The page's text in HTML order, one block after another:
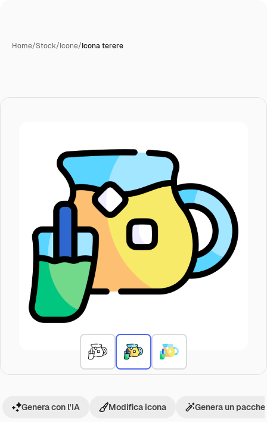
Home/Stock/Icone/Icona terere
Genera con l'IA Modifica icona Genera un